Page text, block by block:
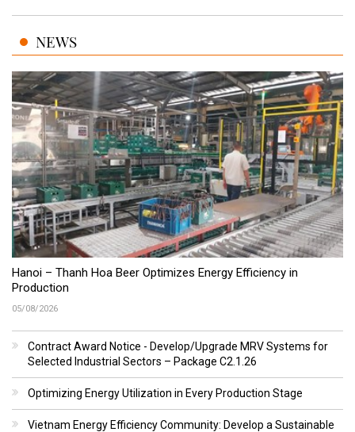
NEWS
Hanoi – Thanh Hoa Beer Optimizes Energy Efficiency in
Production
05/08/2026
Contract Award Notice - Develop/Upgrade MRV Systems for
Selected Industrial Sectors – Package C2.1.26
Optimizing Energy Utilization in Every Production Stage
Vietnam Energy Efficiency Community: Develop a Sustainable